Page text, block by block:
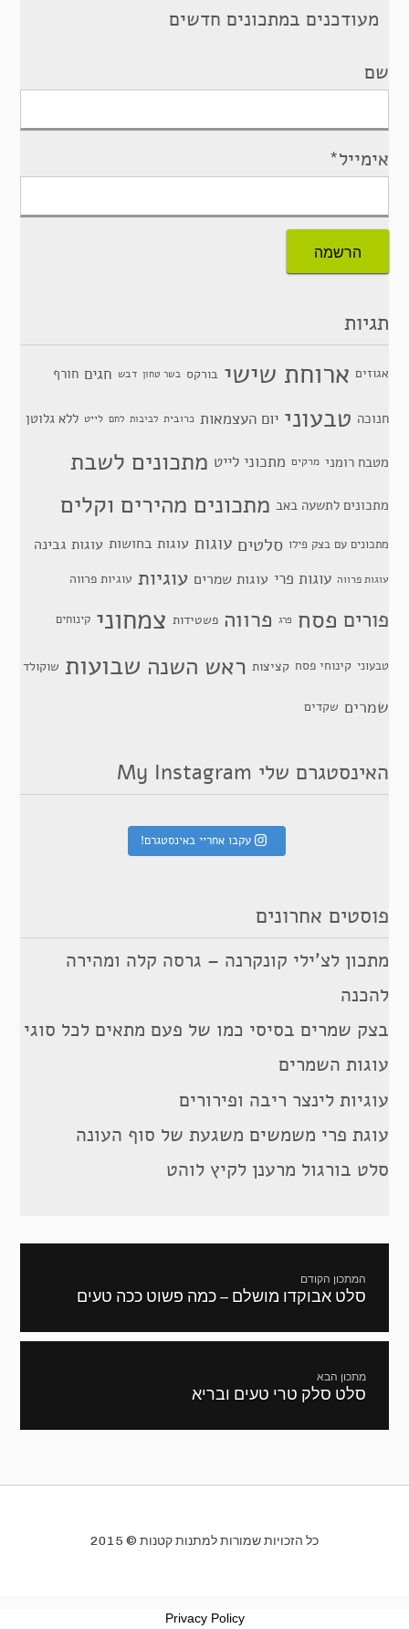
מעודכנים במתכונים חדשים
שם
אימייל*
תגיות
אגוזים ארוחת שישי בורקס בשר טחון דבש חגים חורף
חנוכה טבעוני יום העצמאות כרובית לביבות לחם לייט ללא גלוטן
מטבח רומני מרקים מתכוני לייט מתכונים לשבת
מתכונים לתשעה באב מתכונים מהירים וקלים
מתכונים עם בצק פילו סלטים עוגות עוגות בחושות עוגות גבינה
עוגות פרווה עוגות פרי עוגות שמרים עוגיות עוגיות פרווה
פורים פסח פרג פרווה פשטידות צמחוני קינוחים
טבעוני קינוחי פסח קציצות ראש השנה שבועות שוקולד
שמרים שקדים
האינסטגרם שלי My Instagram
עקבו אחריי באינסטגרם!
פוסטים אחרונים
מתכון לצ’ילי קונקרנה – גרסה קלה ומהירה
להכנה
בצק שמרים בסיסי כמו של פעם מתאים לכל סוגי
עוגות השמרים
עוגיות לינצר ריבה ופירורים
עוגת פרי משמשים משגעת של סוף העונה
סלט בורגול מרענן לקיץ לוהט
המתכון הקודם
מתכון
סלט אבוקדו מושלם – כמה פשוט ככה טעים
מתכון הבא
המתכון
סלט סלק טרי טעים ובריא
כל הזכויות שמורות למתנות קטנות © 2015
Privacy Policy